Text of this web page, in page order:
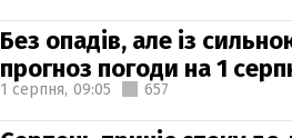
Без опадів, але із
прогноз погоди на 1
1 серпня, 09:05 657